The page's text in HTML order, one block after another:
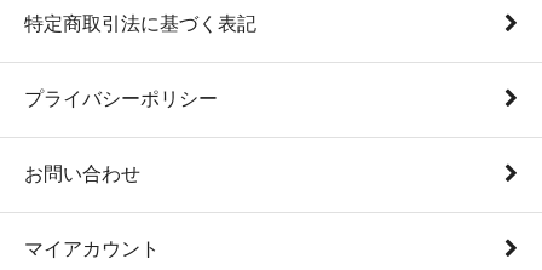
特定商取引法に基づく表記
プライバシーポリシー
お問い合わせ
マイアカウント